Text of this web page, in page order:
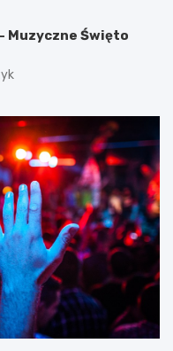
Muzyczne Święto